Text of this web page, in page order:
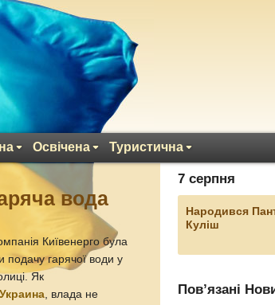
Освічена Туристична
вода
Київенерго була
подачу гарячої води у
Як
, влада не
7 серпня
Народився
Куліш
Пов’язані